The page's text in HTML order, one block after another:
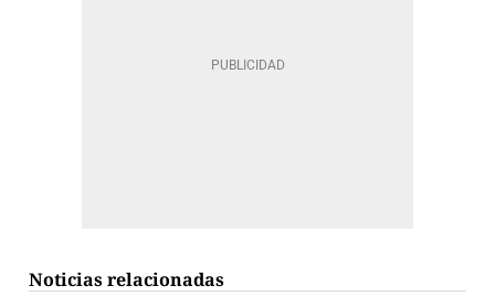
Noticias relacionadas